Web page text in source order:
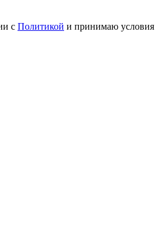
с Политикой и принимаю условия